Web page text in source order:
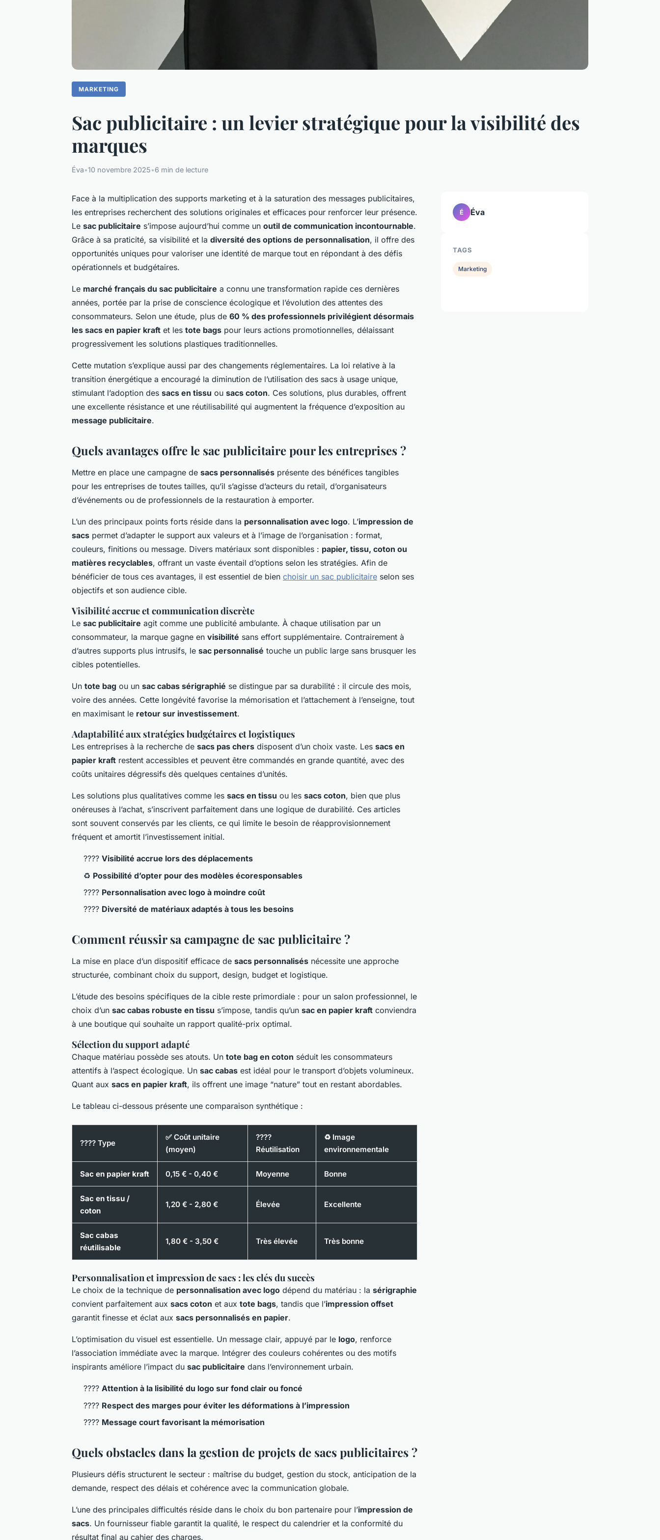
MARKETING
Sac publicitaire : un levier stratégique pour la visibilité des
marques
Éva•10 novembre 2025•6 min de lecture
Face à la multiplication des supports marketing et à la saturation des messages publicitaires,
les entreprises recherchent des solutions originales et efficaces pour renforcer leur présence.
Le sac publicitaire s’impose aujourd’hui comme un outil de communication incontournable.
Grâce à sa praticité, sa visibilité et la diversité des options de personnalisation, il offre des
opportunités uniques pour valoriser une identité de marque tout en répondant à des défis
opérationnels et budgétaires.
Le marché français du sac publicitaire a connu une transformation rapide ces dernières
années, portée par la prise de conscience écologique et l’évolution des attentes des
consommateurs. Selon une étude, plus de 60 % des professionnels privilégient désormais
les sacs en papier kraft et les tote bags pour leurs actions promotionnelles, délaissant
progressivement les solutions plastiques traditionnelles.
Cette mutation s’explique aussi par des changements réglementaires. La loi relative à la
transition énergétique a encouragé la diminution de l’utilisation des sacs à usage unique,
stimulant l’adoption des sacs en tissu ou sacs coton. Ces solutions, plus durables, offrent
une excellente résistance et une réutilisabilité qui augmentent la fréquence d’exposition au
message publicitaire.
Quels avantages offre le sac publicitaire pour les entreprises ?
Mettre en place une campagne de sacs personnalisés présente des bénéfices tangibles
pour les entreprises de toutes tailles, qu’il s’agisse d’acteurs du retail, d’organisateurs
d’événements ou de professionnels de la restauration à emporter.
L’un des principaux points forts réside dans la personnalisation avec logo. L’impression de
sacs permet d’adapter le support aux valeurs et à l’image de l’organisation : format,
couleurs, finitions ou message. Divers matériaux sont disponibles : papier, tissu, coton ou
matières recyclables, offrant un vaste éventail d’options selon les stratégies. Afin de
bénéficier de tous ces avantages, il est essentiel de bien choisir un sac publicitaire selon ses
objectifs et son audience cible.
Visibilité accrue et communication discrète
Le sac publicitaire agit comme une publicité ambulante. À chaque utilisation par un
consommateur, la marque gagne en visibilité sans effort supplémentaire. Contrairement à
d’autres supports plus intrusifs, le sac personnalisé touche un public large sans brusquer les
cibles potentielles.
Un tote bag ou un sac cabas sérigraphié se distingue par sa durabilité : il circule des mois,
voire des années. Cette longévité favorise la mémorisation et l’attachement à l’enseigne, tout
en maximisant le retour sur investissement.
Adaptabilité aux stratégies budgétaires et logistiques
Les entreprises à la recherche de sacs pas chers disposent d’un choix vaste. Les sacs en
papier kraft restent accessibles et peuvent être commandés en grande quantité, avec des
coûts unitaires dégressifs dès quelques centaines d’unités.
Les solutions plus qualitatives comme les sacs en tissu ou les sacs coton, bien que plus
onéreuses à l’achat, s’inscrivent parfaitement dans une logique de durabilité. Ces articles
sont souvent conservés par les clients, ce qui limite le besoin de réapprovisionnement
fréquent et amortit l’investissement initial.
???? Visibilité accrue lors des déplacements
♻️ Possibilité d’opter pour des modèles écoresponsables
???? Personnalisation avec logo à moindre coût
???? Diversité de matériaux adaptés à tous les besoins
Comment réussir sa campagne de sac publicitaire ?
La mise en place d’un dispositif efficace de sacs personnalisés nécessite une approche
structurée, combinant choix du support, design, budget et logistique.
L’étude des besoins spécifiques de la cible reste primordiale : pour un salon professionnel, le
choix d’un sac cabas robuste en tissu s’impose, tandis qu’un sac en papier kraft conviendra
à une boutique qui souhaite un rapport qualité-prix optimal.
Sélection du support adapté
Chaque matériau possède ses atouts. Un tote bag en coton séduit les consommateurs
attentifs à l’aspect écologique. Un sac cabas est idéal pour le transport d’objets volumineux.
Quant aux sacs en papier kraft, ils offrent une image “nature” tout en restant abordables.
Le tableau ci-dessous présente une comparaison synthétique :
????️ Type
✅ Coût unitaire
(moyen)
????
Réutilisation
♻️ Image
environnementale
Sac en papier kraft 0,15 € - 0,40 € Moyenne Bonne
Sac en tissu /
coton
1,20 € - 2,80 € Élevée Excellente
Sac cabas
réutilisable
1,80 € - 3,50 € Très élevée Très bonne
Personnalisation et impression de sacs : les clés du succès
Le choix de la technique de personnalisation avec logo dépend du matériau : la sérigraphie
convient parfaitement aux sacs coton et aux tote bags, tandis que l’impression offset
garantit finesse et éclat aux sacs personnalisés en papier.
L’optimisation du visuel est essentielle. Un message clair, appuyé par le logo, renforce
l’association immédiate avec la marque. Intégrer des couleurs cohérentes ou des motifs
inspirants améliore l’impact du sac publicitaire dans l’environnement urbain.
???? Attention à la lisibilité du logo sur fond clair ou foncé
???? Respect des marges pour éviter les déformations à l’impression
???? Message court favorisant la mémorisation
Quels obstacles dans la gestion de projets de sacs publicitaires ?
Plusieurs défis structurent le secteur : maîtrise du budget, gestion du stock, anticipation de la
demande, respect des délais et cohérence avec la communication globale.
L’une des principales difficultés réside dans le choix du bon partenaire pour l’impression de
sacs. Un fournisseur fiable garantit la qualité, le respect du calendrier et la conformité du
résultat final au cahier des charges.
É Éva
TAGS
Marketing